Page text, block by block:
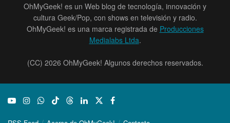
OhMyGeek! es un Web blog de tecnología, innovación y
cultura Geek/Pop, con shows en televisión y radio.
OhMyGeek! es una marca registrada de Producciones
Medialabs Ltda.
(CC) 2026 OhMyGeek! Algunos derechos reservados.